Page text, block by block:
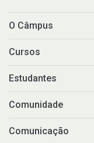
O Câmpus
Cursos
Estudantes
Comunidade
Comunicação